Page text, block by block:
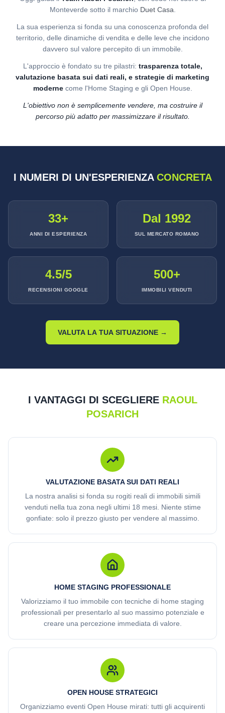
Monteverde sotto il marchio Duet Casa
La sua esperienza si fonda su una conoscenza profonda del
territorio, delle dinamiche di vendita e delle leve che incidono
davvero sul valore percepito di un immobile.
L'approccio è fondato su tre pilastri: trasparenza totale,
valutazione basata sui dati reali, e strategie di marketing
moderne come l'Home Staging e gli Open House.
L'obiettivo non è semplicemente vendere, ma costruire il
percorso più adatto per massimizzare il risultato.
I NUMERI DI UN'ESPERIENZA CONCRETA
33+
ANNI DI ESPERIENZA
Dal 1992
SUL MERCATO ROMANO
4.5/5
RECENSIONI GOOGLE
500+
IMMOBILI VENDUTI
VALUTA LA TUA SITUAZIONE →
I VANTAGGI DI SCEGLIERE RAOUL
POSARICH
VALUTAZIONE BASATA SUI DATI REALI
La nostra analisi si fonda su rogiti reali di immobili simili
venduti nella tua zona negli ultimi 18 mesi. Niente stime
gonfiate: solo il prezzo giusto per vendere al massimo.
HOME STAGING PROFESSIONALE
Valorizziamo il tuo immobile con tecniche di home staging
professionali per presentarlo al suo massimo potenziale e
creare una percezione immediata di valore.
OPEN HOUSE STRATEGICI
Organizziamo eventi Open House mirati: tutti gli acquirenti